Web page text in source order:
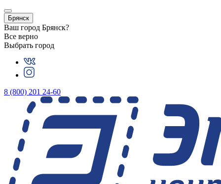
Брянск
Ваш город Брянск?
Все верно
Выбрать город
8 (800) 201 24-60